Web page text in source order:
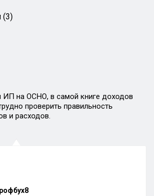
(3)
ИП на ОСНО, в самой книге доходов
проверить правильность
и расходов.